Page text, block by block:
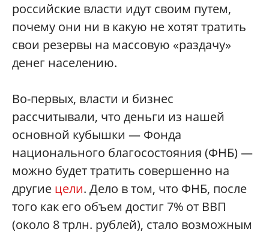
российские власти идут своим путем,
почему они ни в какую не хотят тратить
свои резервы на массовую «раздачу»
денег населению.
Во-первых, власти и бизнес
рассчитывали, что деньги из нашей
основной кубышки — Фонда
национального благосостояния (ФНБ) —
можно будет тратить совершенно на
другие цели. Дело в том, что ФНБ, после
того как его объем достиг 7% от ВВП
(около 8 трлн. рублей), стало возможным